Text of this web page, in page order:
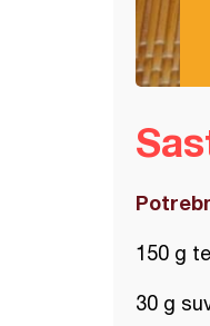
150 g
30 g